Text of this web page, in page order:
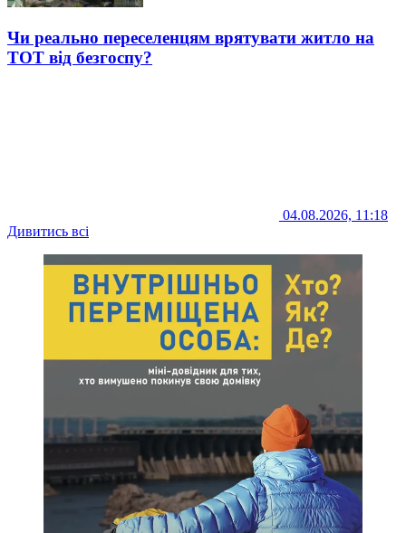
Чи реально переселенцям врятувати житло на
ТОТ від безгоспу?
04.08.2026, 11:18
Дивитись всі